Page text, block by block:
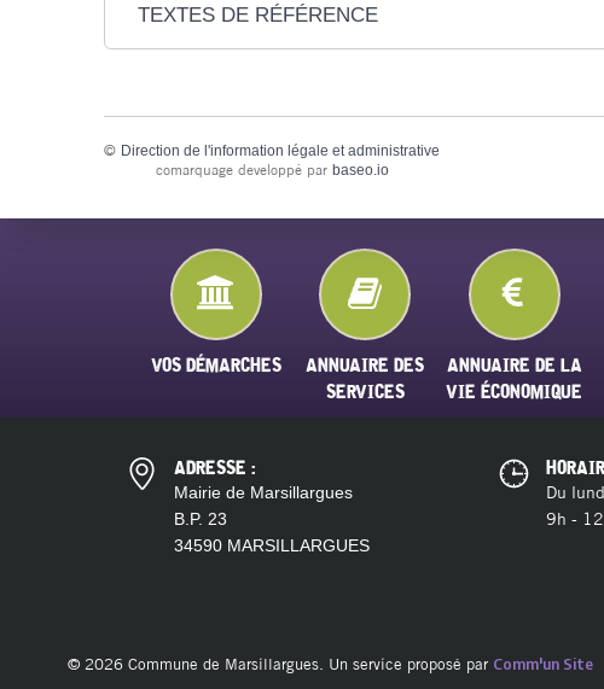
TEXTES DE RÉFÉRENCE
© Direction de l'information légale et administrative
comarquage developpé par baseo.io
VOS DÉMARCHES
ANNUAIRE DES
SERVICES
ANNUAIRE DE LA
VIE ÉCONOMIQUE
ADRESSE :
Mairie de Marsillargues
B.P. 23
34590 MARSILLARGUES
Du
9h -
© 2026 Commune de Marsillargues. Un service proposé par Comm'un Site